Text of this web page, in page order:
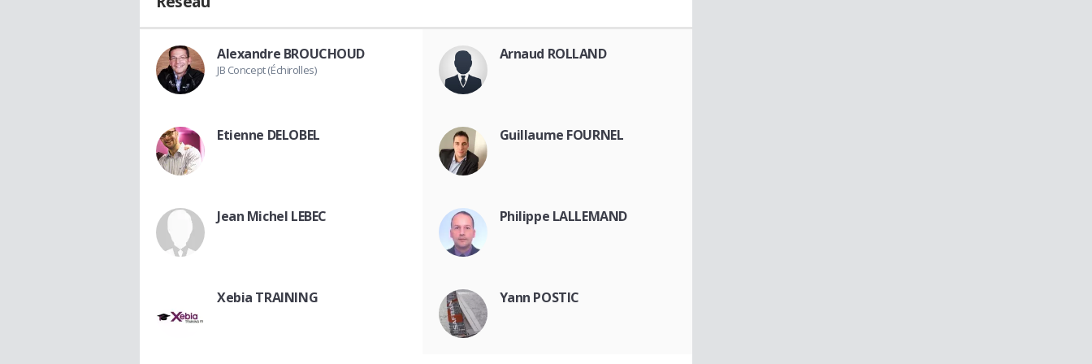
Alexandre BROUCHOUD
JB Concept (Échirolles)
Arnaud ROLLAND
Etienne DELOBEL Guillaume FOURNEL
Jean Michel LEBEC Philippe LALLEMAND
Xebia TRAINING Yann POSTIC